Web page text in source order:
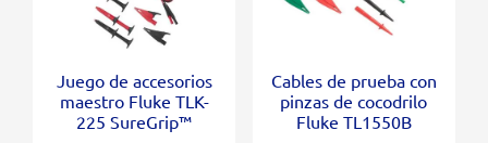
Juego de accesorios
maestro Fluke TLK-
225 SureGrip™
Cables de prueba con
pinzas de cocodrilo
Fluke TL1550B